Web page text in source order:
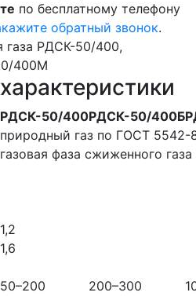
по бесплатному телефону
обратный звонок.
РДСК-50/400РДСК-50/400Б
природный газ по ГОСТ 5542-
газовая фаза сжиженного газа
1,2
1,6
50–200 200–300